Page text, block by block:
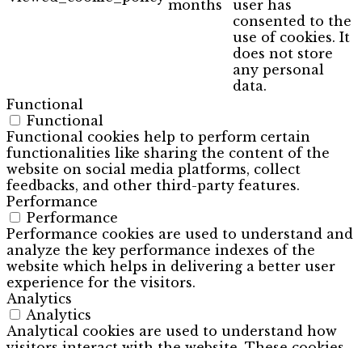
months
user has
consented to the
use of cookies. It
does not store
any personal
data.
Functional
Functional
Functional cookies help to perform certain
functionalities like sharing the content of the
website on social media platforms, collect
feedbacks, and other third-party features.
Performance
Performance
Performance cookies are used to understand and
analyze the key performance indexes of the
website which helps in delivering a better user
experience for the visitors.
Analytics
Analytics
Analytical cookies are used to understand how